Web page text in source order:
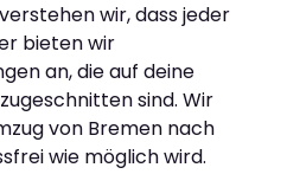
wir, dass jeder
bieten wir
an, die auf deine
sind. Wir
von Bremen nach
wie möglich wird.